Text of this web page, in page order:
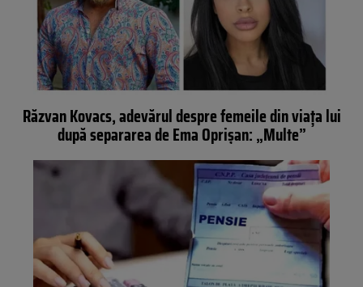
Răzvan Kovacs, adevărul despre femeile din viața lui
după separarea de Ema Oprișan: „Multe”